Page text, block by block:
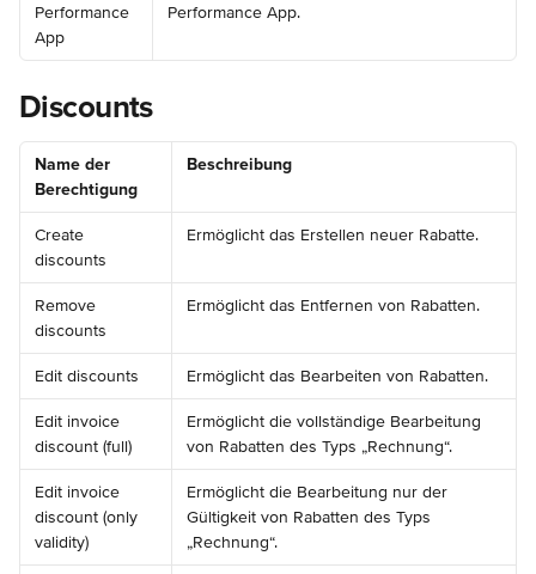
Performance
App
Performance App.
Discounts
Name der
Berechtigung
Beschreibung
Create
discounts
Ermöglicht das Erstellen neuer Rabatte.
Remove
discounts
Ermöglicht das Entfernen von Rabatten.
Edit discounts Ermöglicht das Bearbeiten von Rabatten.
Edit invoice
discount (full)
Ermöglicht die vollständige Bearbeitung
von Rabatten des Typs „Rechnung“.
Edit invoice
discount (only
validity)
Ermöglicht die Bearbeitung nur der
Gültigkeit von Rabatten des Typs
„Rechnung“.